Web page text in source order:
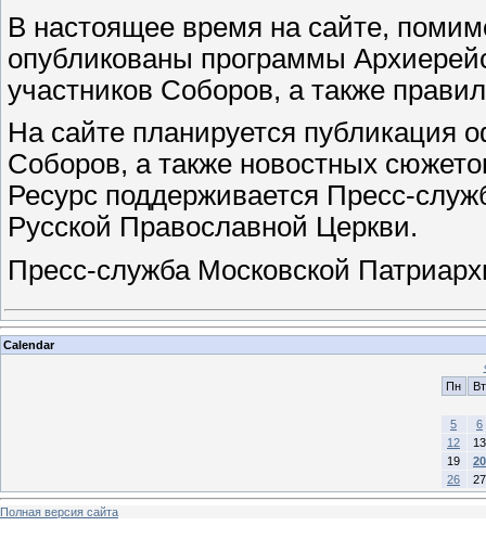
В настоящее время на сайте,
опубликованы программы
участников Соборов, а также
На сайте планируется публикация
Соборов, а также новостных
Ресурс поддерживается Пресс-
Русской Православной Церкви.
Пресс-служба Московской
Calendar
Пн
Вт
5
6
12
13
19
20
26
27
Полная версия сайта